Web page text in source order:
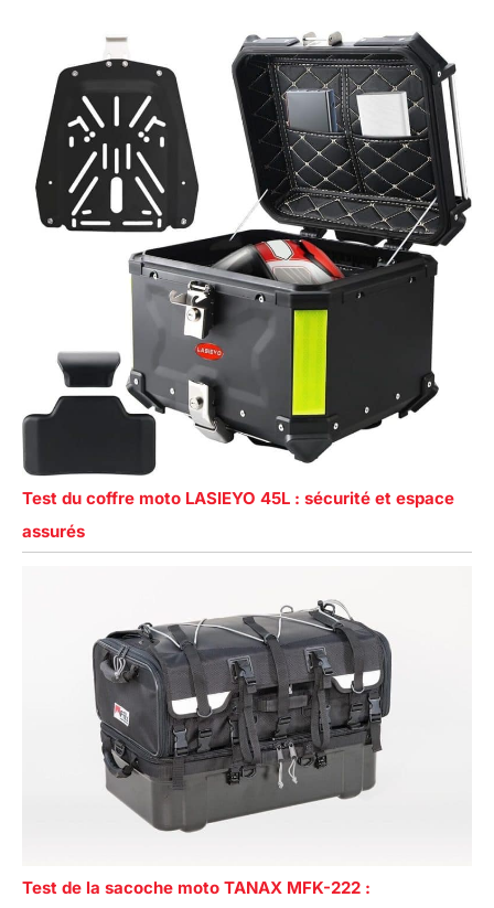
Test du coffre moto LASIEYO 45L : sécurité et espace
assurés
Test de la sacoche moto TANAX MFK-222 :